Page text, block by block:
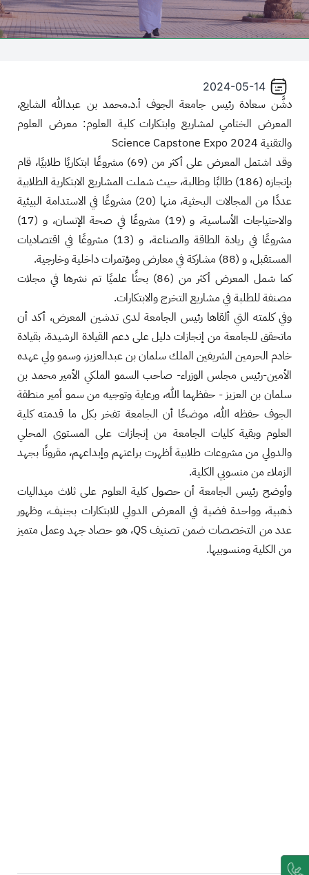
+
/".
activates
screen
reader
help
you
navigate
interact
with
content.
2024-05-14
دشَّن سعادة رئيس جامعة الجوف أ.د.محمد بن عبدالله الشايع،
المعرض الختامي لمشاريع وابتكارات كلية العلوم: معرض العلوم
والتقنية Science Capstone Expo 2024
وقد اشتمل المعرض على أكثر من (69) مشروعًا ابتكاريًا طلابيًا، قام
بإنجازه (186) طالبًا وطالبة، حيث شملت المشاريع الابتكارية الطلابية
عددًا من المجالات البحثية، منها (20) مشروعًا في الاستدامة البيئية
والاحتياجات الأساسية، و (19) مشروعًا في صحة الإنسان، و (17)
مشروعًا في ريادة الطاقة والصناعة، و (13) مشروعًا في اقتصاديات
المستقبل، و (88) مشاركة في معارض ومؤتمرات داخلية وخارجية.
كما شمل المعرض أكثر من (86) بحثًا علميًا تم نشرها في مجلات
مصنفة للطلبة في مشاريع التخرج والابتكارات.
وفي كلمته التي ألقاها رئيس الجامعة لدى تدشين المعرض، أكد أن
ماتحقق للجامعة من إنجازات دليل على دعم القيادة الرشيدة، بقيادة
خادم الحرمين الشريفين الملك سلمان بن عبدالعزيز، وسمو ولي عهده
الأمين-رئيس مجلس الوزراء- صاحب السمو الملكي الأمير محمد بن
سلمان بن العزيز - حفظهما الله، ورعاية وتوجيه من سمو أمير منطقة
الجوف حفظه الله، ⁠موضحًا أن الجامعة تفخر بكل ما قدمته كلية
العلوم وبقية كليات الجامعة من إنجازات على المستوى المحلي
والدولي من مشروعات طلابية أظهرت براعتهم وإبداعهم، مقرونًا بجهد
الزملاء من منسوبي الكلية.
وأوضح رئيس الجامعة أن ⁠حصول كلية العلوم على ثلاث ميداليات
ذهبية، وواحدة فضية في المعرض الدولي للابتكارات بجنيف، وظهور
عدد من التخصصات ضمن تصنيف QS، هو حصاد جهد وعمل متميز
من الكلية ومنسوبيها.